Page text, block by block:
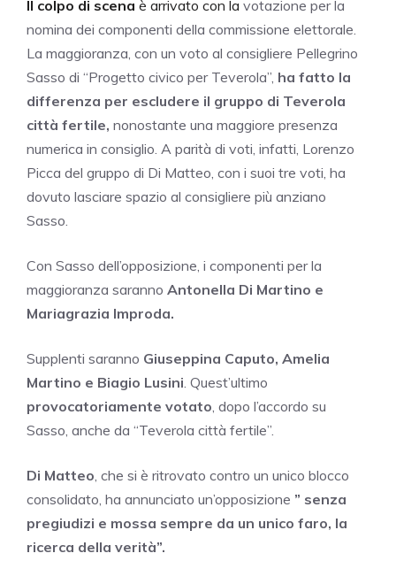
Il colpo di scena è arrivato con la votazione per la
nomina dei componenti della commissione elettorale.
La maggioranza, con un voto al consigliere Pellegrino
Sasso di “Progetto civico per Teverola”, ha fatto la
differenza per escludere il gruppo di Teverola
città fertile, nonostante una maggiore presenza
numerica in consiglio. A parità di voti, infatti, Lorenzo
Picca del gruppo di Di Matteo, con i suoi tre voti, ha
dovuto lasciare spazio al consigliere più anziano
Sasso.
Con Sasso dell’opposizione, i componenti per la
maggioranza saranno Antonella Di Martino e
Mariagrazia Improda.
Supplenti saranno Giuseppina Caputo, Amelia
Martino e Biagio Lusini. Quest’ultimo
provocatoriamente votato, dopo l’accordo su
Sasso, anche da “Teverola città fertile”.
Di Matteo, che si è ritrovato contro un unico blocco
consolidato, ha annunciato un’opposizione ” senza
pregiudizi e mossa sempre da un unico faro, la
ricerca della verità”.